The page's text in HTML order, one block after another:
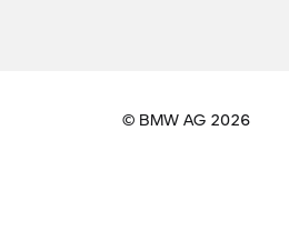
© BMW AG 2026